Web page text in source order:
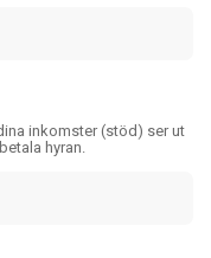
inkomster (stöd) ser ut
hyran.